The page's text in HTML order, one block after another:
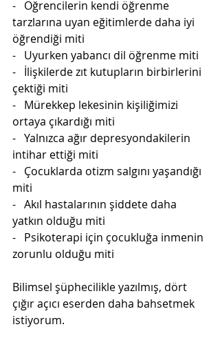
-   Öğrencilerin kendi öğrenme
tarzlarına uyan eğitimlerde daha iyi
öğrendiği miti
-   Uyurken yabancı dil öğrenme miti
-   İlişkilerde zıt kutupların birbirlerini
çektiği miti
-   Mürekkep lekesinin kişiliğimizi
ortaya çıkardığı miti
-   Yalnızca ağır depresyondakilerin
intihar ettiği miti
-   Çocuklarda otizm salgını yaşandığı
miti
-   Akıl hastalarının şiddete daha
yatkın olduğu miti
-   Psikoterapi için çocukluğa inmenin
zorunlu olduğu miti
Bilimsel şüphecilikle yazılmış, dört
çığır açıcı eserden daha bahsetmek
istiyorum.